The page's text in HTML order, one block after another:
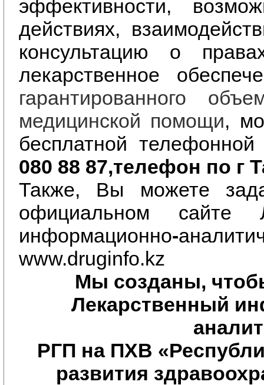
эффективности,
действиях,
консультацию о
лекарственное
гарантированного
медицинской помощи,
бесплатной
080 88 87,телефон по г
Также, Вы можете
официальном сайте
информационно-
www.druginfo.kz
Мы созданы,
Лекарственный
РГП на ПХВ
развития